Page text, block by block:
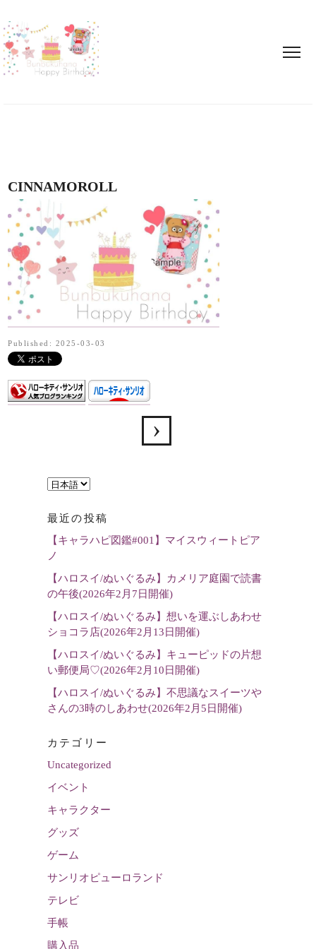
CINNAMOROLL
Published: 2025-03-03
言
を
選
最近の投稿
【キャラハピ図鑑#001】マイスウィートピア
ノ
【ハロスイ/ぬいぐるみ】カメリア庭園で読書
の午後(2026年2月7日開催)
【ハロスイ/ぬいぐるみ】想いを運ぶしあわせ
ショコラ店(2026年2月13日開催)
【ハロスイ/ぬいぐるみ】キューピッドの片想
い郵便局♡(2026年2月10日開催)
【ハロスイ/ぬいぐるみ】不思議なスイーツや
さんの3時のしあわせ(2026年2月5日開催)
カテゴリー
Uncategorized
イベント
キャラクター
グッズ
ゲーム
サンリオピューロランド
テレビ
手帳
購入品